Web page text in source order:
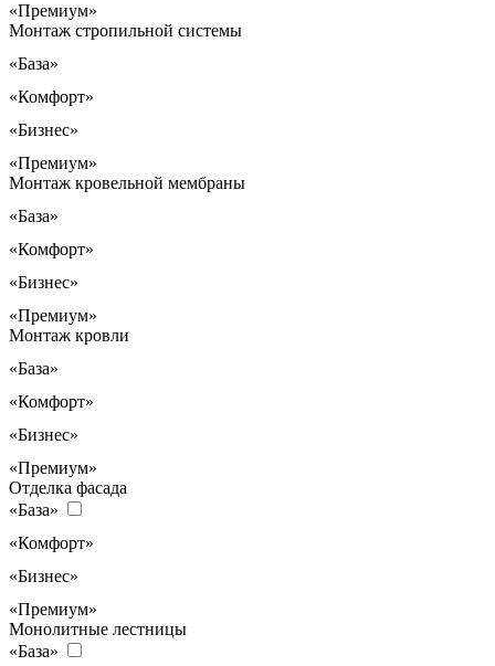
«Премиум»
Монтаж стропильной системы
«База»
«Комфорт»
«Бизнес»
«Премиум»
Монтаж кровельной мембраны
«База»
«Комфорт»
«Бизнес»
«Премиум»
Монтаж кровли
«База»
«Комфорт»
«Бизнес»
«Премиум»
Отделка фасада
«База»
«Комфорт»
«Бизнес»
«Премиум»
Монолитные лестницы
«База»